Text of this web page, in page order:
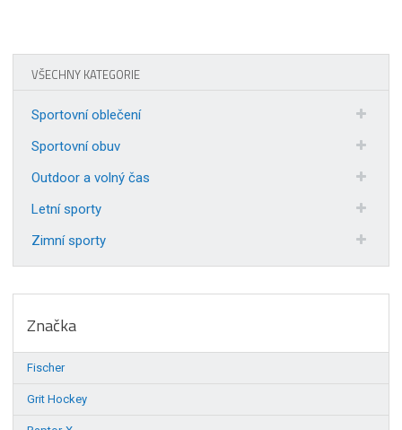
VŠECHNY KATEGORIE
Sportovní oblečení
Sportovní obuv
Outdoor a volný čas
Letní sporty
Zimní sporty
Značka
Fischer
Grit Hockey